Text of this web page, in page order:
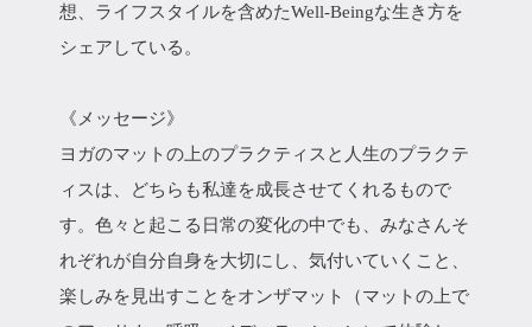
想、ライフスタイルを含めたWell-Beingな生き方を
シェアしている。
《メッセージ》
ヨガのマットの上のプラクティスと人生のプラクテ
ィスは、どちらも私達を成長させてくれるもので
す。色々と起こる日常の変化の中でも、みなさんそ
れぞれが自分自身を大切にし、気付いていくこと、
楽しみを見出すことをオンザマット（マットの上で